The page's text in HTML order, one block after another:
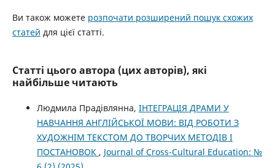
Ви також можете розпочати розширений пошук схожих
статей для цієї статті.
Статті цього автора (цих авторів), які
найбільше читають
Людмила Прадівлянна, ІНТЕГРАЦІЯ ДРАМИ У
НАВЧАННЯ АНГЛІЙСЬКОЇ МОВИ: ВІД РОБОТИ З
ХУДОЖНІМ ТЕКСТОМ ДО ТВОРЧИХ МЕТОДІВ І
ПОСТАНОВОК , Journal of Cross-Cultural Education: №